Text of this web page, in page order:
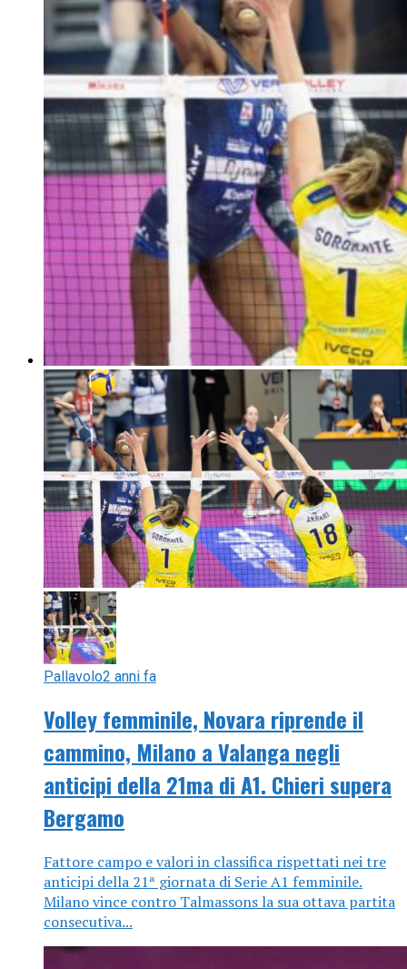
Pallavolo2 anni fa
Volley femminile, Novara riprende il
cammino, Milano a Valanga negli
anticipi della 21ma di A1. Chieri supera
Bergamo
Fattore campo e valori in classifica rispettati nei tre
anticipi della 21ª giornata di Serie A1 femminile.
Milano vince contro Talmassons la sua ottava partita
consecutiva...